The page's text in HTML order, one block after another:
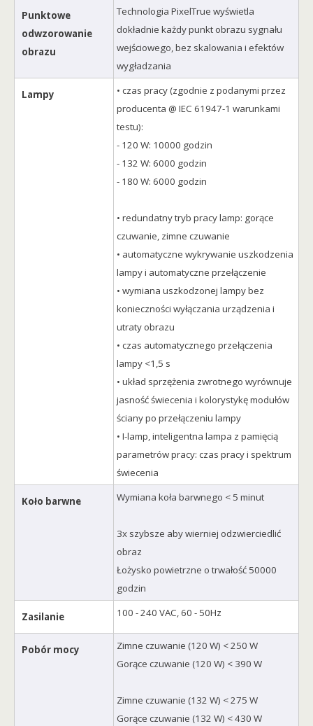
Punktowe
odwzorowanie
obrazu
Technologia PixelTrue wyświetla
dokładnie każdy punkt obrazu sygnału
wejściowego, bez skalowania i efektów
wygładzania
Lampy
• czas pracy (zgodnie z podanymi przez
producenta @ IEC 61947-1 warunkami
testu):
- 120 W: 10000 godzin
- 132 W: 6000 godzin
- 180 W: 6000 godzin
• redundatny tryb pracy lamp: gorące
czuwanie, zimne czuwanie
• automatyczne wykrywanie uszkodzenia
lampy i automatyczne przełączenie
• wymiana uszkodzonej lampy bez
konieczności wyłączania urządzenia i
utraty obrazu
• czas automatycznego przełączenia
lampy <1,5 s
• układ sprzężenia zwrotnego wyrównuje
jasność świecenia i kolorystykę modułów
ściany po przełączeniu lampy
• I-lamp, inteligentna lampa z pamięcią
parametrów pracy: czas pracy i spektrum
świecenia
Koło barwne Wymiana koła barwnego < 5 minut
3x szybsze aby wierniej odzwierciedlić
obraz
Łożysko powietrzne o trwałość 50000
godzin
Zasilanie 100 - 240 VAC, 60 - 50Hz
Pobór mocy
Zimne czuwanie (120 W) < 250 W
Gorące czuwanie (120 W) < 390 W
Zimne czuwanie (132 W) < 275 W
Gorące czuwanie (132 W) < 430 W